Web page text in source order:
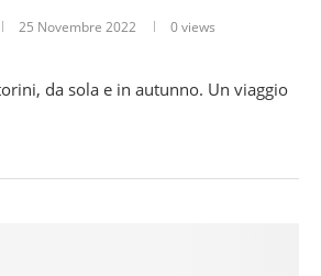
25 Novembre 2022 0 views
da sola e in autunno. Un viaggio